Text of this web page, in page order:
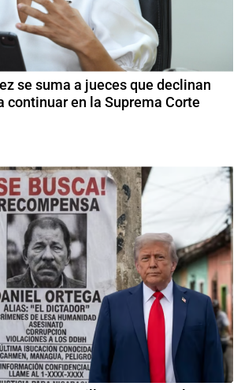
se suma a jueces que declinan
continuar en la Suprema Corte